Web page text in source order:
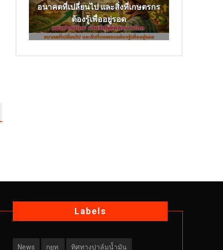
อนาคตที่เปลี่ยนไป และสิ่งที่เกษตรกร
ต้องรู้เพื่ออยู่รอด
Labels
News กยท. ทิศทางปาล์มน้ำมัน